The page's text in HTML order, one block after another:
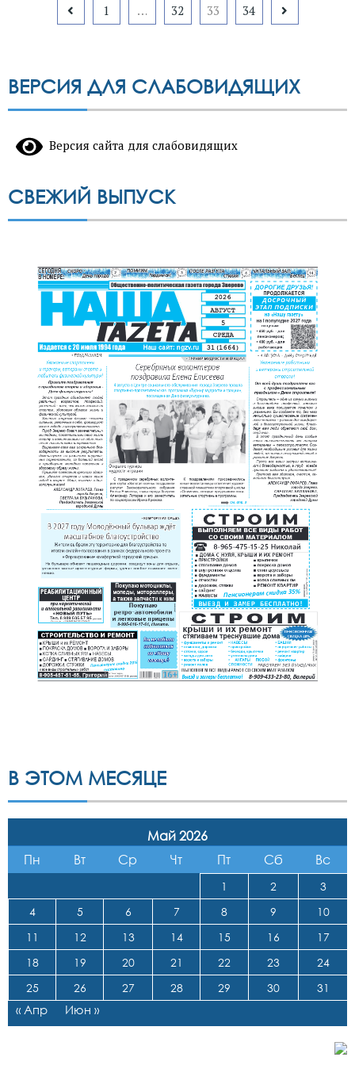
Пагинация
1 … 32 33 34
ВЕРСИЯ ДЛЯ СЛАБОВИДЯЩИХ
Версия сайта для слабовидящих
СВЕЖИЙ ВЫПУСК
В ЭТОМ МЕСЯЦЕ
Май 2026
Пн
Вт Ср Чт Пт Сб Вс
1 2
3
4
5 6 7 8 9
10
11
12 13 14 15 16
17
18
19 20 21 22 23
24
25
26 27 28 29 30 31
« Апр Июн »